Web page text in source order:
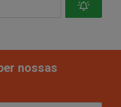
nossas